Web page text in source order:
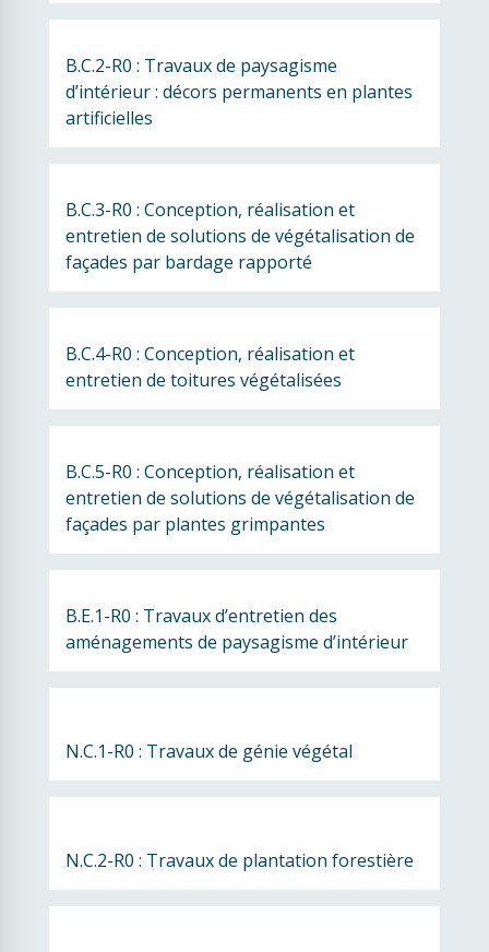
B.C.2-R0 : Travaux de paysagisme
d’intérieur : décors permanents en plantes
artificielles
B.C.3-R0 : Conception, réalisation et
entretien de solutions de végétalisation de
façades par bardage rapporté
B.C.4-R0 : Conception, réalisation et
entretien de toitures végétalisées
B.C.5-R0 : Conception, réalisation et
entretien de solutions de végétalisation de
façades par plantes grimpantes
B.E.1-R0 : Travaux d’entretien des
aménagements de paysagisme d’intérieur
N.C.1-R0 : Travaux de génie végétal
N.C.2-R0 : Travaux de plantation forestière